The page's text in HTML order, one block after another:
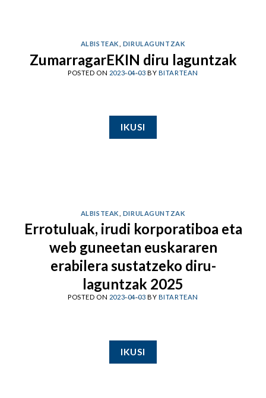
ALBISTEAK DIRULAGUNTZAK
ZumarragarEKIN diru laguntzak
POSTED ON 2023-04-03 BY BITARTEAN
IKUSI
ALBISTEAK DIRULAGUNTZAK
Errotuluak, irudi korporatiboa eta
web guneetan euskararen
erabilera sustatzeko diru-
laguntzak 2025
POSTED ON 2023-04-03 BY BITARTEAN
IKUSI